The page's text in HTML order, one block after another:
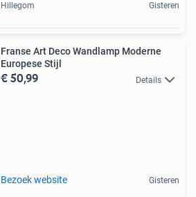
Hillegom Gisteren
Franse Art Deco Wandlamp Moderne
Europese Stijl
€ 50,99 Details
Bezoek website Gisteren